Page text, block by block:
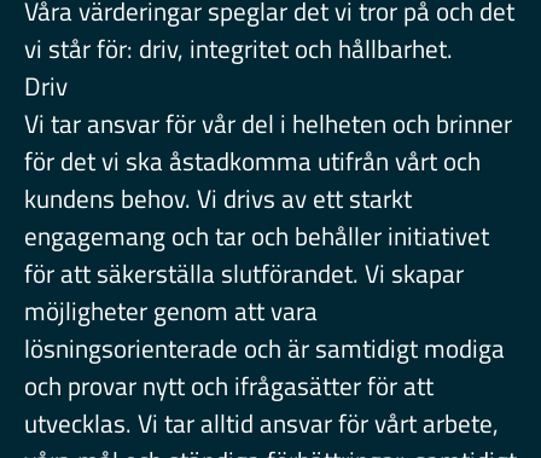
Våra värderingar speglar det vi tror på och det
vi står för: driv, integritet och hållbarhet.
Driv
Vi tar ansvar för vår del i helheten och brinner
för det vi ska åstadkomma utifrån vårt och
kundens behov. Vi drivs av ett starkt
engagemang och tar och behåller initiativet
för att säkerställa slutförandet. Vi skapar
möjligheter genom att vara
lösningsorienterade och är samtidigt modiga
och provar nytt och ifrågasätter för att
utvecklas. Vi tar alltid ansvar för vårt arbete,